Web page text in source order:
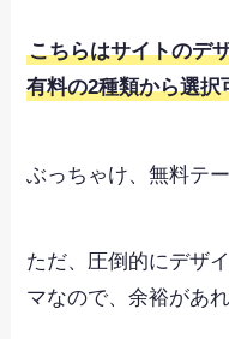
こちらはサイトのデ
有料の2種類から選択
ぶっちゃけ、無料テ
ただ、圧倒的にデザ
マなので、余裕があ